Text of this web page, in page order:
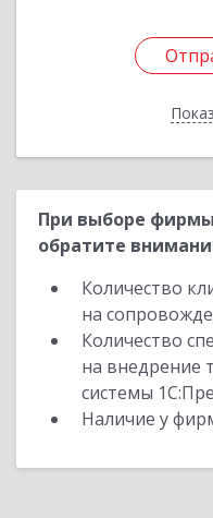
При выборе
обратите
Количество
на
Количество
на внедрение
системы
Наличие у